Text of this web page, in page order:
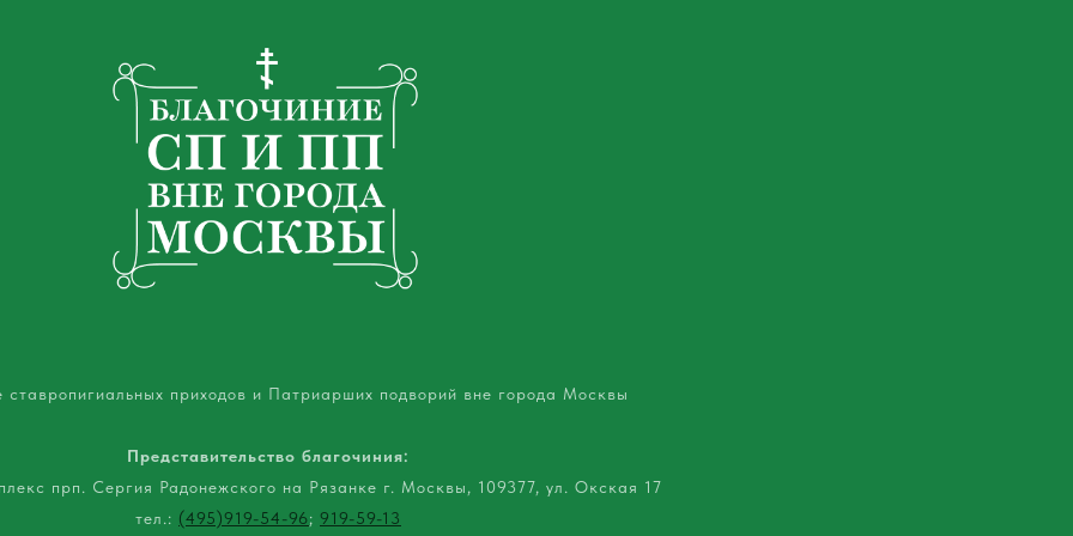
ставропигиальных приходов и Патриарших подворий вне города Москвы
Представительство благочиния:
прп. Сергия Радонежского на Рязанке г. Москвы, 109377, ул. Окская 17
тел.: (495)919-54-96; 919-59-13